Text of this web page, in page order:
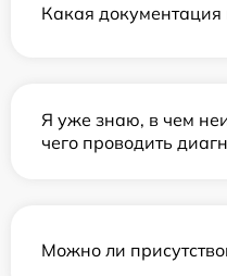
Какая документация
Я уже знаю, в чем
чего проводить
Можно ли